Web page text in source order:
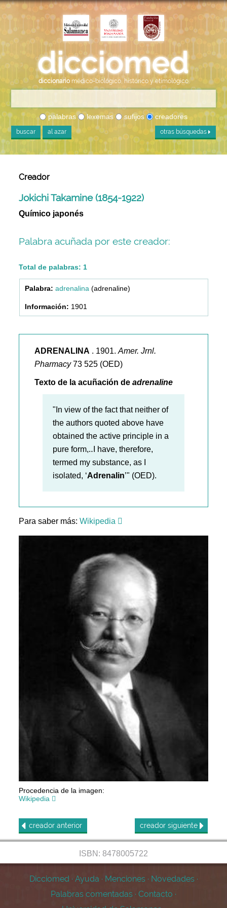
diccionario médico-biológico, histórico y etimológico
palabras lexemas sufijos creadores
buscar al azar otras búsquedas
Creador
Jokichi Takamine (1854-1922)
Químico japonés
Palabra acuñada por este creador:
Total de palabras: 1
adrenalina (adrenaline)
1901
ADRENALINA . 1901.Amer. Jrnl.
Pharmacy73 525 (OED)
Texto de la acuñación deadrenaline
"In view of the fact that neither of
the authors quoted above have
obtained the active principle in a
pure form,‥I have, therefore,
termed my substance, as I
isolated, ‘Adrenalin’" (OED).
Para saber más:Wikipedia
Procedencia de la imagen:
Wikipedia
creador anterior creador siguiente
ISBN: 8478005722
Dicciomed · Ayuda · Menciones · Novedades ·
Palabras comentadas · Contacto ·